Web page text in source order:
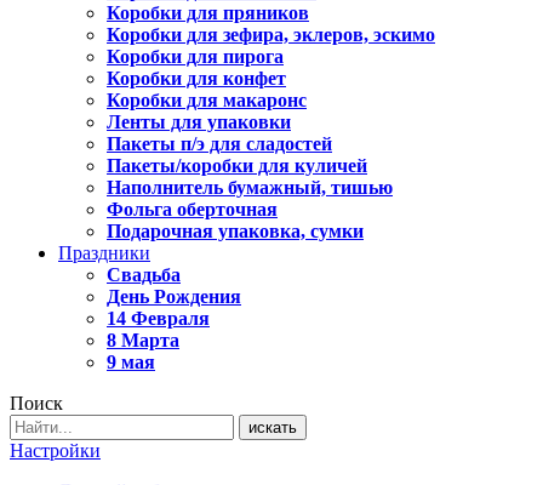
Коробки для пряников
Коробки для зефира, эклеров, эскимо
Коробки для пирога
Коробки для конфет
Коробки для макаронс
Ленты для упаковки
Пакеты п/э для сладостей
Пакеты/коробки для куличей
Наполнитель бумажный, тишью
Фольга оберточная
Подарочная упаковка, сумки
Праздники
Свадьба
День Рождения
14 Февраля
8 Марта
9 мая
Поиск
искать
Настройки